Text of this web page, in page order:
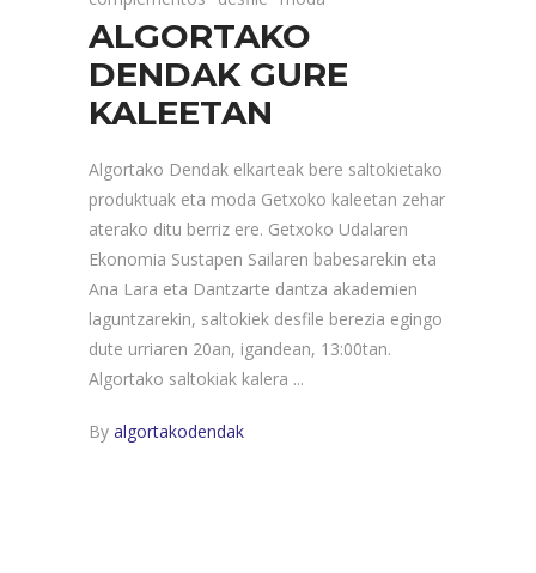
ALGORTAKO
DENDAK GURE
KALEETAN
Algortako Dendak elkarteak bere saltokietako
produktuak eta moda Getxoko kaleetan zehar
aterako ditu berriz ere. Getxoko Udalaren
Ekonomia Sustapen Sailaren babesarekin eta
Ana Lara eta Dantzarte dantza akademien
laguntzarekin, saltokiek desfile berezia egingo
dute urriaren 20an, igandean, 13:00tan.
Algortako saltokiak kalera
By algortakodendak